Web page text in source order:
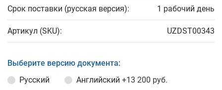
Срок поставки (русская версия): 1 рабочий день
Артикул (SKU): UZDST00343
Выберите версию документа:
Русский
Английский +13 200 руб.